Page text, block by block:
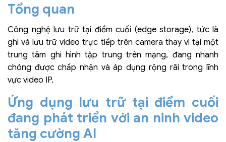
Tổng quan
Công nghệ lưu trữ tại điểm cuối (edge storage), tức là
ghi và lưu trữ video trực tiếp trên camera thay vì tại một
trung tâm ghi hình tập trung trên mạng, đang nhanh
chóng được chấp nhận và áp dụng rộng rãi trong lĩnh
vực video IP.
Ứng dụng lưu trữ tại điểm cuối
đang phát triển với an ninh video
tăng cường AI